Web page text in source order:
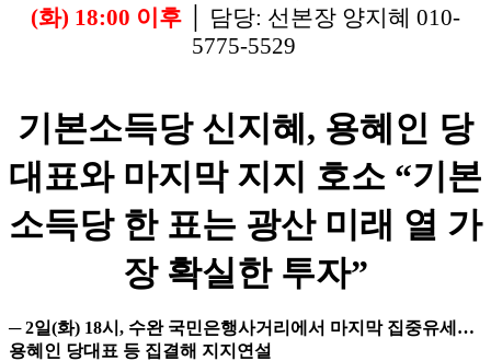
(화) 18:00 이후 │ 담당: 선본장 양지혜 010-
5775-5529
기본소득당 신지혜, 용혜인 당
대표와 마지막 지지 호소 “기본
소득당 한 표는 광산 미래 열 가
장 확실한 투자”
─ 2일(화) 18시, 수완 국민은행사거리에서 마지막 집중유세…
용혜인 당대표 등 집결해 지지연설